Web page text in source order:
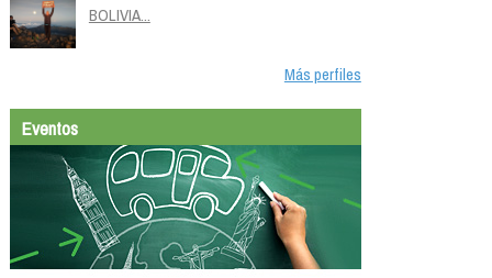
BOLIVIA...
Más perfiles
Eventos